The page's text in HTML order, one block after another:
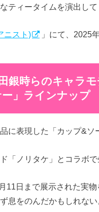
ティータイムを演出して
ニスト) 」にて、2025
銀時らのキャラ
」ラインナップ
に表現した「カップ&ソ
「ノリタケ」とコラボで
11日まで展示された実
息をのんだかもしれない